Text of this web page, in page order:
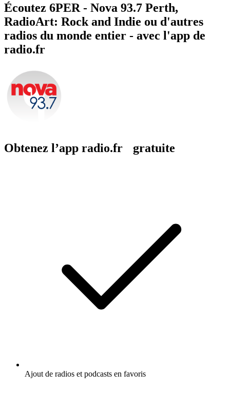
Écoutez 6PER - Nova 93.7 Perth,
RadioArt: Rock and Indie ou d'autres
radios du monde entier - avec l'app de
radio.fr
Obtenez l’app radio.fr gratuite
Ajout de radios et podcasts en favoris